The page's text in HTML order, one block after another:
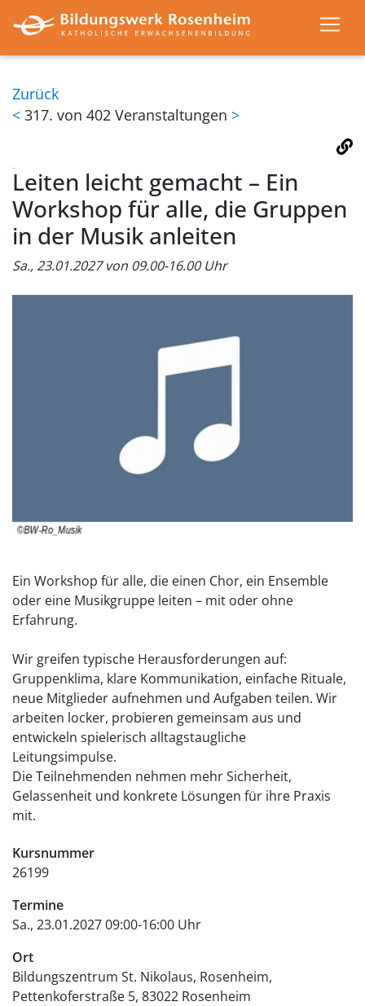
Zurück
< 317. von 402 Veranstaltungen >
Leiten leicht gemacht – Ein
Workshop für alle, die Gruppen
in der Musik anleiten
Sa., 23.01.2027 von 09.00-16.00 Uhr
Ein Workshop für alle, die einen Chor, ein Ensemble
oder eine Musikgruppe leiten – mit oder ohne
Erfahrung.
Wir greifen typische Herausforderungen auf:
Gruppenklima, klare Kommunikation, einfache Rituale,
neue Mitglieder aufnehmen und Aufgaben teilen. Wir
arbeiten locker, probieren gemeinsam aus und
entwickeln spielerisch alltagstaugliche
Leitungsimpulse.
Die Teilnehmenden nehmen mehr Sicherheit,
Gelassenheit und konkrete Lösungen für ihre Praxis
mit.
Kursnummer
26199
Termine
Sa., 23.01.2027 09:00-16:00 Uhr
Ort
Bildungszentrum St. Nikolaus, Rosenheim
Pettenkoferstraße 5 83022 Rosenheim